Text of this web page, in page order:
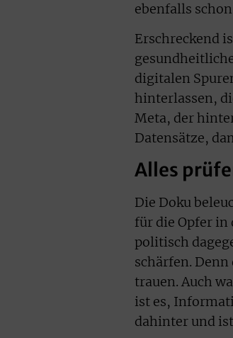
ebenfalls
Erschreckend
digitalen
hinterlassen,
Meta, der
Datensätze,
Alles
Die Doku
für die Opfer
politisch
schärfen.
trauen. Auch
ist es,
dahinter und